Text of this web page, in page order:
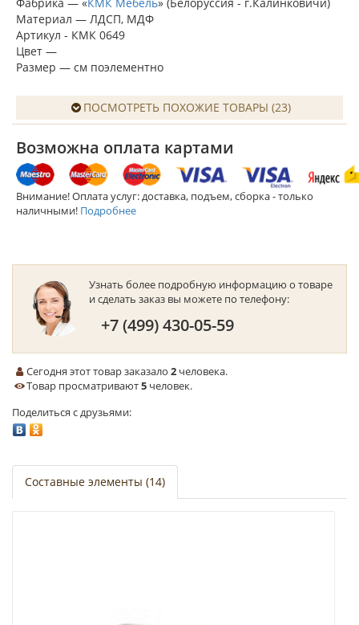
Материал — ЛДСП, МДФ
Артикул - КМК 0649
Цвет —
Размер — см поэлементно
ПОСМОТРЕТЬ ПОХОЖИЕ ТОВАРЫ (23)
Возможна оплата картами
Внимание! Оплата услуг: доставка, подъем, сборка - только
наличными! Подробнее
Узнать более подробную информацию о товаре
и сделать заказ вы можете по телефону:
+7 (499) 430-05-59
Сегодня этот товар заказало2 человека.
Товар просматривают5 человек.
Поделиться с друзьями:
Составные элементы (14)